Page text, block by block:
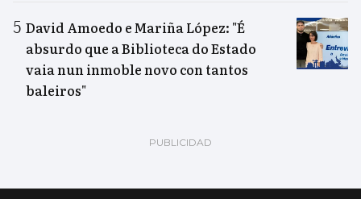
David Amoedo e Mariña López: "É
absurdo que a Biblioteca do Estado
vaia nun inmoble novo con tantos
baleiros"